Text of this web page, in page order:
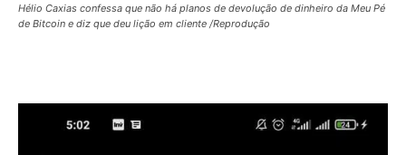
Hélio Caxias confessa que não há planos de devolução de dinheiro da Meu Pé
de Bitcoin e diz que deu lição em cliente /Reprodução